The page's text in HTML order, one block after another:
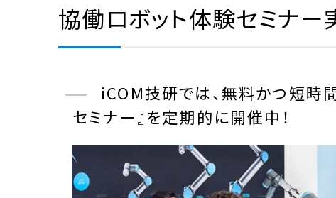
協働ロボット体験セミナ
iCOM技研では、無料かつ短時
セミナー』を定期的に開催中！